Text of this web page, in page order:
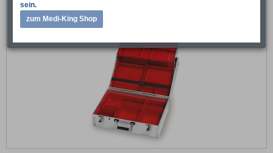
sein.
zum Medi-King Shop